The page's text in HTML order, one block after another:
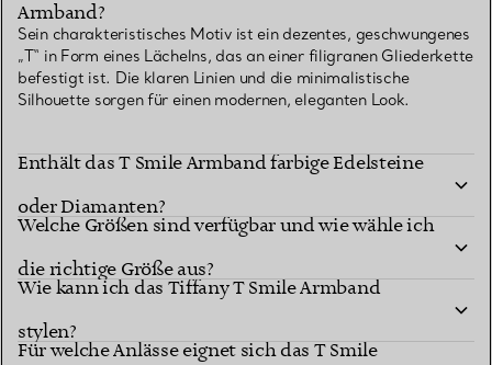
Armband?
Sein charakteristisches Motiv ist ein dezentes, geschwungenes
„T“ in Form eines Lächelns, das an einer filigranen Gliederkette
befestigt ist. Die klaren Linien und die minimalistische
Silhouette sorgen für einen modernen, eleganten Look.
Enthält das T Smile Armband farbige Edelsteine
oder Diamanten?
Welche Größen sind verfügbar und wie wähle ich
die richtige Größe aus?
Wie kann ich das Tiffany T Smile Armband
stylen?
Für welche Anlässe eignet sich das T Smile